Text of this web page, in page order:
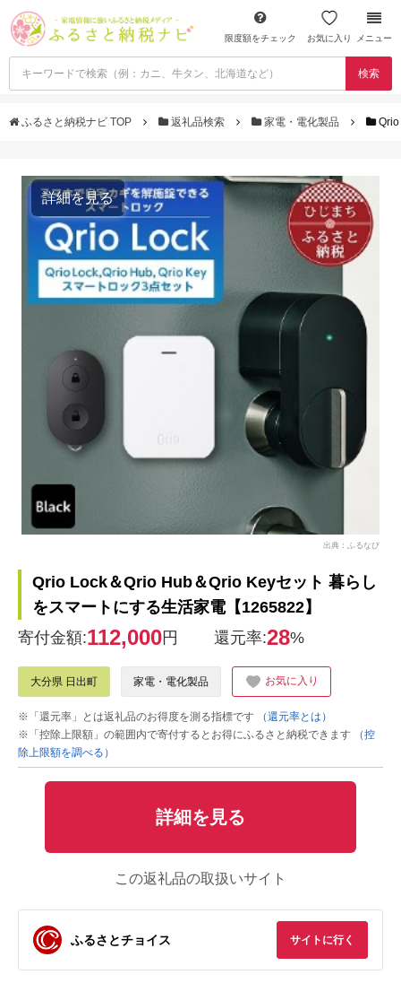
限度額をチェック お気に入り メニュー
検索
ふるさと納税ナビ TOP 返礼品検索 家電・電化製品
詳細を見る
出典：ふるなび
Qrio Lock＆Qrio Hub＆Qrio Keyセット 暮らし
をスマートにする生活家電【1265822】
寄付金額:112,000円 還元率:28%
大分県 日出町 家電・電化製品 お気に入り
※「還元率」とは返礼品のお得度を測る指標です
（還元率とは）
※「控除上限額」の範囲内で寄付するとお得にふるさと納税できます
（控
除上限額を調べる）
詳細を見る
この返礼品の取扱いサイト
ふるさとチョイス サイトに行く